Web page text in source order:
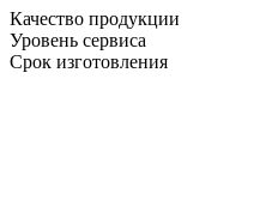
Качество продукции
Уровень сервиса
Срок изготовления